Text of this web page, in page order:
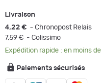
Livraison
4,22 € - Chronopost Relais
7,59 € - Colissimo
Expédition rapide : en moins
Paiements sécurisés